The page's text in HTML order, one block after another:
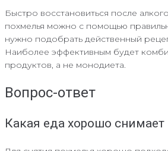
Быстро восстановиться после
похмелья можно с помощью
нужно подобрать действенный
Наиболее эффективным будет
продуктов, а не монодиета.
Вопрос-ответ
Какая еда хорошо